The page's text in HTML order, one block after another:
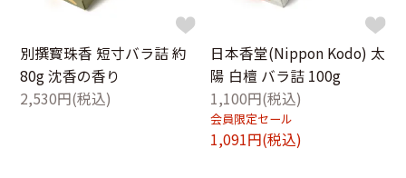
別撰寳珠香 短寸バラ詰 約
80g 沈香の香り
2,530円(税込)
日本香堂(Nippon Kodo) 太
陽 白檀 バラ詰 100g
1,100円(税込)
会員限定セール
1,091円(税込)